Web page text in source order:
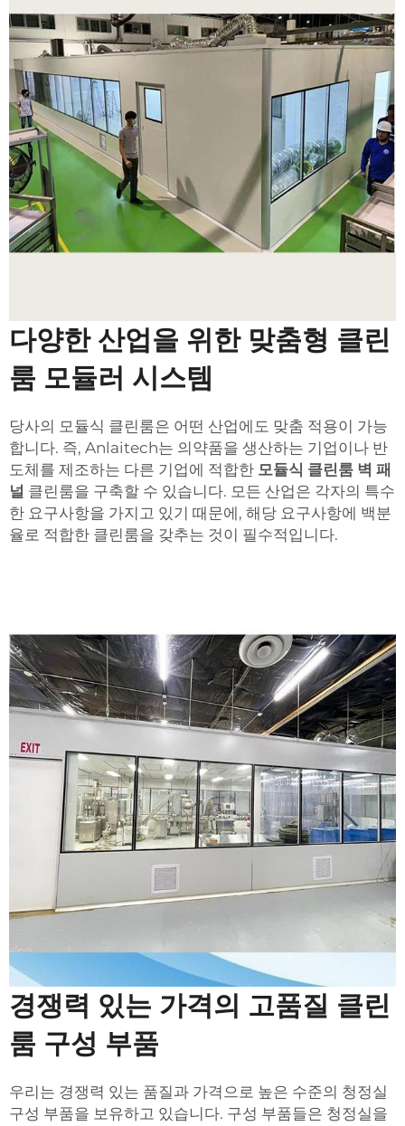
다양한 산업을 위한 맞춤형 클린
룸 모듈러 시스템
당사의 모듈식 클린룸은 어떤 산업에도 맞춤 적용이 가능
합니다. 즉, Anlaitech는 의약품을 생산하는 기업이나 반
도체를 제조하는 다른 기업에 적합한 모듈식 클린룸 벽 패
널 클린룸을 구축할 수 있습니다. 모든 산업은 각자의 특수
한 요구사항을 가지고 있기 때문에, 해당 요구사항에 백분
율로 적합한 클린룸을 갖추는 것이 필수적입니다.
경쟁력 있는 가격의 고품질 클린
룸 구성 부품
우리는 경쟁력 있는 품질과 가격으로 높은 수준의 청정실
구성 부품을 보유하고 있습니다. 구성 부품들은 청정실을